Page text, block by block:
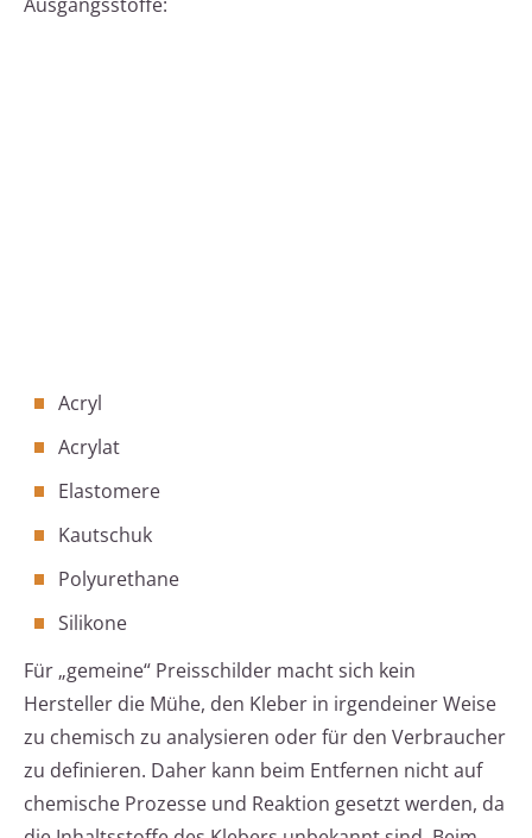
Acryl
Acrylat
Elastomere
Kautschuk
Polyurethane
Silikone
Für „gemeine“ Preisschilder macht sich kein
Hersteller die Mühe, den Kleber in irgendeiner Weise
zu chemisch zu analysieren oder für den Verbraucher
zu definieren. Daher kann beim Entfernen nicht auf
chemische Prozesse und Reaktion gesetzt werden, da